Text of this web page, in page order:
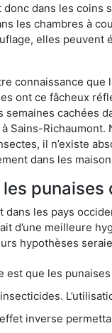
donc dans les
les chambres à
elles peuvent
connaissance
ont ce fâcheux
cachées
Sains-
il n’existe
dans les
punaises
dans les pays
d’une meilleure
hypothèses
que les punaises de lit
L’utilisation excessive
donc aux